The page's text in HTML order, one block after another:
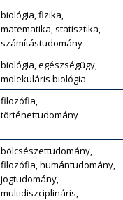
biológia, fizika,
matematika, statisztika,
számítástudomány
biológia, egészségügy,
molekuláris biológia
filozófia,
történettudomány
bölcsészettudomány,
filozófia, humántudomány,
jogtudomány,
multidiszciplináris,